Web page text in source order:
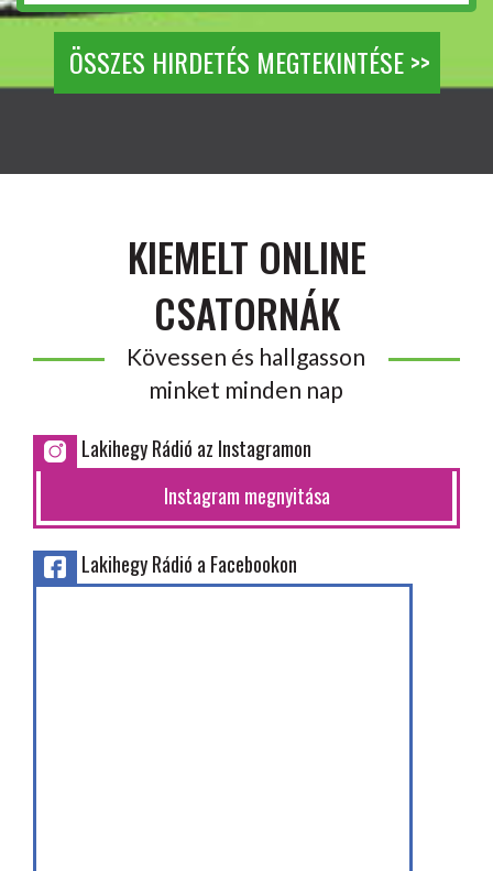
ÖSSZES HIRDETÉS MEGTEKINTÉSE >>
KIEMELT ONLINE
CSATORNÁK
Kövessen és hallgasson
minket minden nap
Lakihegy Rádió az Instagramon
Instagram megnyitása
Lakihegy Rádió a Facebookon